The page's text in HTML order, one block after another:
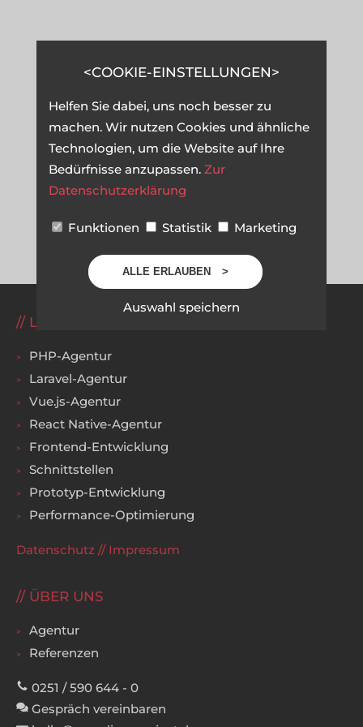
LEISTUNGEN
PHP-Agentur
Laravel-Agentur
Vue.js-Agentur
React Native-Agentur
Frontend-Entwicklung
Schnittstellen
Prototyp-Entwicklung
Performance-Optimierung
Datenschutz // Impressum
ÜBER UNS
Agentur
Referenzen
0251 / 590 644 - 0
Gespräch vereinbaren
COOKIE-EINSTELLUNGEN
Helfen Sie dabei, uns noch besser zu
machen. Wir nutzen Cookies und ähnliche
Technologien, um die Website auf Ihre
Bedürfnisse anzupassen. Zur
Datenschutzerklärung
Funktionen Statistik Marketing
ALLE ERLAUBEN
Auswahl speichern